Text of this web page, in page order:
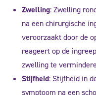
Zwelling: Zwelling
na een chirurgische
veroorzaakt door de
reageert op de
zwelling te
Stijfheid: Stijfheid in
symptoom na een